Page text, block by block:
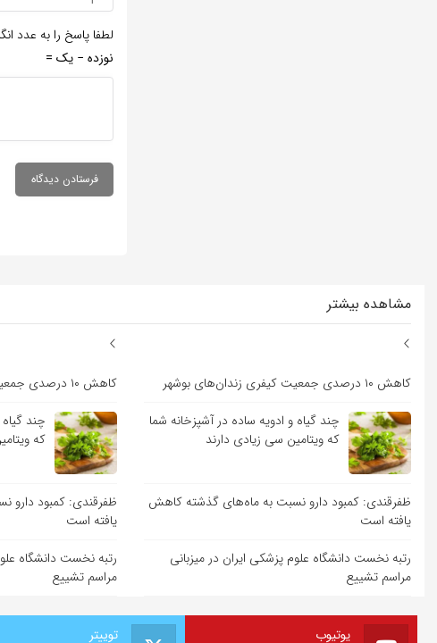
لطفا پاسخ را به عدد
نوزده − یک =
مشاهده بیشتر
کاهش ۱۰ درصدی جمعیت کیفری زندان‌های بوشهر
چند گیاه و ادویه ساده در آشپزخانه شما
که ویتامین سی زیادی دارند
ظفرقندی: کمبود دارو نسبت به ماه‌های گذشته کاهش
یافته است
رتبه نخست دانشگاه علوم پزشکی ایران در میزبانی
مراسم تشییع
کاهش ۱۰ درصدی جمعیت کیفری زندان‌های بوشهر
چند
که
ظفرقندی: کمبود
یافته است
رتبه نخست دانشگاه
مراسم تشییع
توییتر یوتیوب